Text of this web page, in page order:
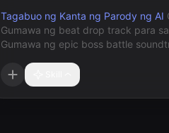
Tagabuo ng Kanta ng Parody ng AI